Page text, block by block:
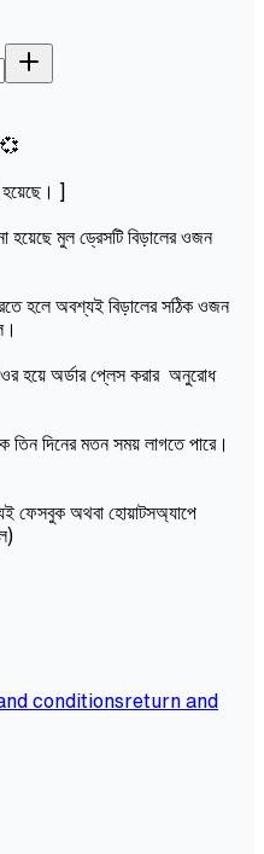
হয়েছে। ]
হয়েছে মুল ড্রেসটি বিড়ালের ওজন
হলে অবশ্যই বিড়ালের সঠিক ওজন
হয়ে অর্ডার প্লেস করার অনুরোধ
তিন দিনের মতন সময় লাগতে পারে।
ফেসবুক অথবা হোয়াটসঅ্যাপে
conditionsreturn and